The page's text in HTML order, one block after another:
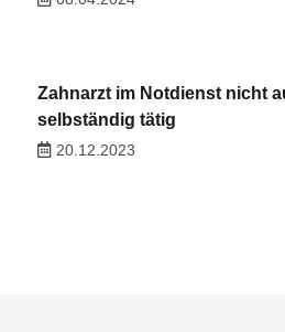
Zahnarzt im Notdienst nicht
selbständig tätig
20.12.2023